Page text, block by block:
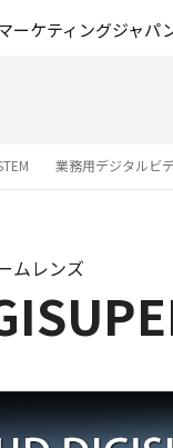
ーケティングジャパ
業務用デジタルビ
ムレンズ